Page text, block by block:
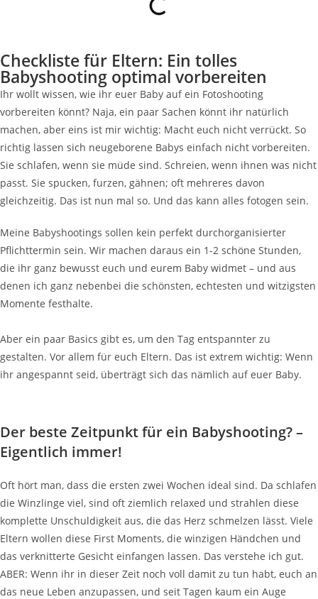
Checkliste für Eltern: Ein tolles
Babyshooting optimal vorbereiten
Ihr wollt wissen, wie ihr euer Baby auf ein Fotoshooting
vorbereiten könnt? Naja, ein paar Sachen könnt ihr natürlich
machen, aber eins ist mir wichtig: Macht euch nicht verrückt. So
richtig lassen sich neugeborene Babys einfach nicht vorbereiten.
Sie schlafen, wenn sie müde sind. Schreien, wenn ihnen was nicht
passt. Sie spucken, furzen, gähnen; oft mehreres davon
gleichzeitig. Das ist nun mal so. Und das kann alles fotogen sein.
Meine Babyshootings sollen kein perfekt durchorganisierter
Pflichttermin sein. Wir machen daraus ein 1-2 schöne Stunden,
die ihr ganz bewusst euch und eurem Baby widmet – und aus
denen ich ganz nebenbei die schönsten, echtesten und witzigsten
Momente festhalte.
Aber ein paar Basics gibt es, um den Tag entspannter zu
gestalten. Vor allem für euch Eltern. Das ist extrem wichtig: Wenn
ihr angespannt seid, überträgt sich das nämlich auf euer Baby.
Der beste Zeitpunkt für ein Babyshooting? –
Eigentlich immer!
Oft hört man, dass die ersten zwei Wochen ideal sind. Da schlafen
die Winzlinge viel, sind oft ziemlich relaxed und strahlen diese
komplette Unschuldigkeit aus, die das Herz schmelzen lässt. Viele
Eltern wollen diese First Moments, die winzigen Händchen und
das verknitterte Gesicht einfangen lassen. Das verstehe ich gut.
ABER: Wenn ihr in dieser Zeit noch voll damit zu tun habt, euch an
das neue Leben anzupassen, und seit Tagen kaum ein Auge